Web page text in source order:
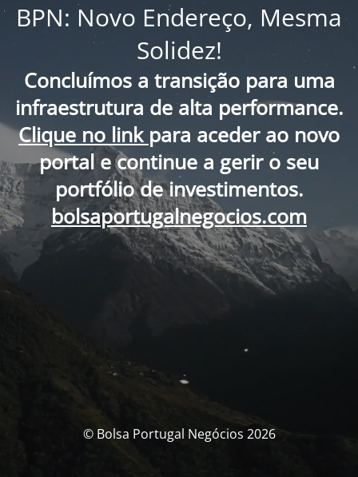
BPN: Novo Endereço, Mesma
Solidez!
Concluímos a transição para uma
infraestrutura de alta performance.
Clique no link para aceder ao novo
portal e continue a gerir o seu
portfólio de investimentos.
bolsaportugalnegocios.com
© Bolsa Portugal Negócios 2026